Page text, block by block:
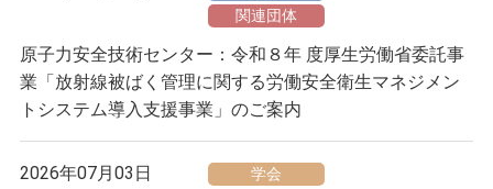
関連団体
原子力安全技術センター：令和８年 度厚生労働省委託事
業「放射線被ばく管理に関する労働安全衛生マネジメン
トシステム導入支援事業」のご案内
2026年07月03日 学会